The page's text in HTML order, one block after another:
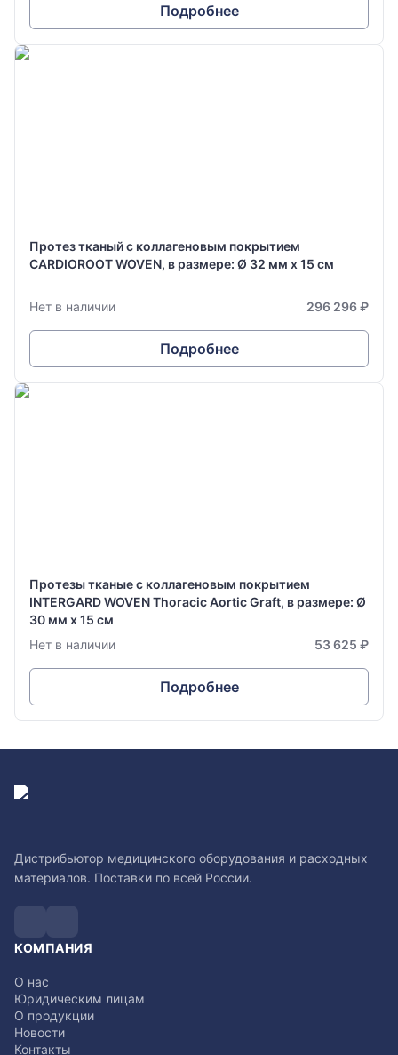
Подробнее
Протез тканый с коллагеновым покрытием
CARDIOROOT WOVEN, в размере: Ø 32 мм х 15 см
Нет в наличии 296 296 ₽
Подробнее
Протезы тканые с коллагеновым покрытием
INTERGARD WOVEN Thoracic Aortic Graft, в размере: Ø
30 мм х 15 см
Нет в наличии
53 625 ₽
Подробнее
Дистрибьютор медицинского оборудования и расходных
материалов. Поставки по всей России.
КОМПАНИЯ
О нас
Юридическим лицам
О продукции
Новости
Контакты